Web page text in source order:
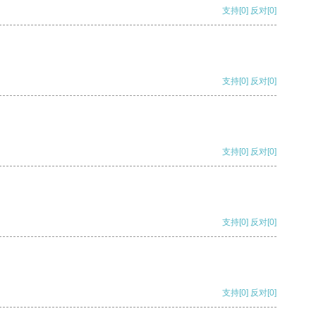
支持[0] 反对[0]
支持[0] 反对[0]
支持[0] 反对[0]
支持[0] 反对[0]
支持[0] 反对[0]